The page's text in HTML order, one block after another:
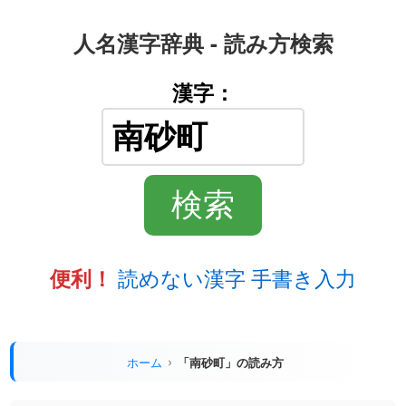
人名漢字辞典 - 読み方検索
漢字：
便利！ 読めない漢字 手書き入力
ホーム 「南砂町」の読み方